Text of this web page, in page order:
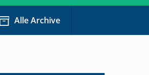
Alle Archive